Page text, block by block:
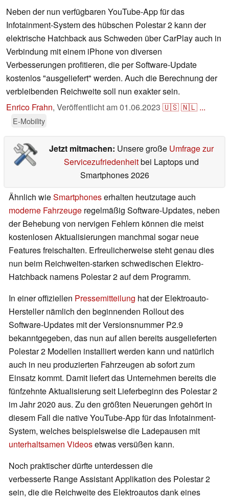
Neben der nun verfügbaren YouTube-App für das
Infotainment-System des hübschen Polestar 2 kann der
elektrische Hatchback aus Schweden über CarPlay auch in
Verbindung mit einem iPhone von diversen
Verbesserungen profitieren, die per Software-Update
kostenlos "ausgeliefert" werden. Auch die Berechnung der
verbleibenden Reichweite soll nun exakter sein.
Enrico Frahn, Veröffentlicht am01.06.2023 🇺🇸🇳🇱 ...
E-Mobility
Jetzt mitmachen: Unsere große Umfrage zur
Servicezufriedenheitbei Laptops und
Smartphones 2026
Ähnlich wieSmartphoneserhalten heutzutage auch
moderne Fahrzeuge regelmäßig Software-Updates, neben
der Behebung von nervigen Fehlern können die meist
kostenlosen Aktualisierungen manchmal sogar neue
Features freischalten. Erfreulicherweise steht genau dies
nun beim Reichweiten-starken schwedischen Elektro-
Hatchback namens Polestar 2 auf dem Programm.
In einer offiziellen Pressemitteilung hat der Elektroauto-
Hersteller nämlich den beginnenden Rollout des
Software-Updates mit der Versionsnummer P2.9
bekanntgegeben, das nun auf allen bereits ausgelieferten
Polestar 2 Modellen installiert werden kann und natürlich
auch in neu produzierten Fahrzeugen ab sofort zum
Einsatz kommt. Damit liefert das Unternehmen bereits die
fünfzehnte Aktualisierung seit Lieferbeginn des Polestar 2
im Jahr 2020 aus. Zu den größten Neuerungen gehört in
diesem Fall die native YouTube-App für das Infotainment-
System, welches beispielsweise die Ladepausen mit
unterhaltsamen Videosetwas versüßen kann.
Noch praktischer dürfte unterdessen die
verbesserte Range Assistant Applikation des Polestar 2
sein, die die Reichweite des Elektroautos dank eines